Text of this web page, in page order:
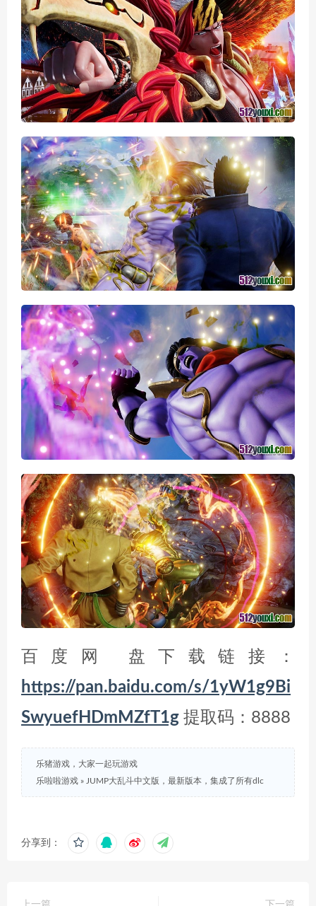
百度网 盘下载链接：
https://pan.baidu.com/s/1yW1g9Bi
SwyuefHDmMZfT1g 提取码：8888
乐猪游戏，大家一起玩游戏
乐啦啦游戏 » JUMP大乱斗中文版，最新版本，集成了所有dlc
分享到：